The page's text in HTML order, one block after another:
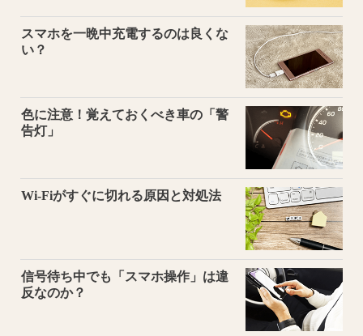
スマホを一晩中充電するのは良くな
い？
色に注意！覚えておくべき車の「警
告灯」
Wi-Fiがすぐに切れる原因と対処法
信号待ち中でも「スマホ操作」は違
反なのか？